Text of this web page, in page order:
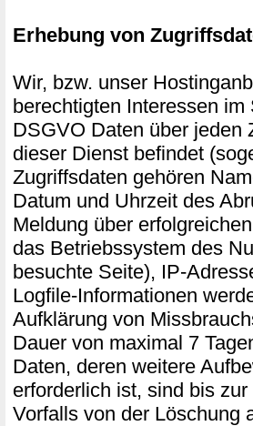
Erhebung von
Wir, bzw. unser
berechtigten Interessen
DSGVO Daten über jeden
dieser Dienst befindet
Zugriffsdaten gehören
Datum und Uhrzeit des
Meldung über
das Betriebssystem des
besuchte Seite), IP-
Logfile-Informationen
Aufklärung von
Dauer von maximal 7
Daten, deren weitere
erforderlich ist, sind bis
Vorfalls von der Löschung